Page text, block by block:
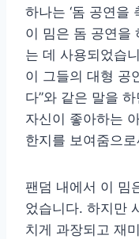
하나는 ‘돔 공연을
이 밈은 돔 공연을
는 데 사용되었습
이 그들의 대형 공
다”와 같은 말을
자신이 좋아하는
한지를 보여줌으
팬덤 내에서 이 밈
었습니다. 하지만
치게 과장되고 재